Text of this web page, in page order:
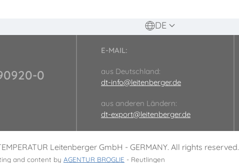
DE
0
E-MAIL:
aus Deutschland:
dt-info@leitenberger.de
aus anderen Ländern:
dt-export@leitenberger.de
Leitenberger GmbH - GERMANY. All rights reserved.
and content by AGENTUR BROGLIE - Reutlingen